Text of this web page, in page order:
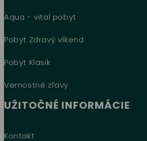
Aqua - vital pobyt
Pobyt Zdravý víkend
Pobyt Klasik
Vernostné zľavy
UŽITOČNÉ INFORMÁCIE
Kontakt